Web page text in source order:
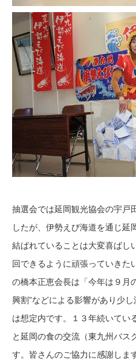
抽選会では延岡観光協会の宇戸
したが、伊勢えび海道を通じ延
結ばれていることは大変喜ばし
回できるように頑張っていきた
の橋本正恵会長は「今年は９月
興割”などによる影響があり少
は想定内です。１３年続いてい
と延岡の食の交流（東九州バス
す。皆さんのご協力に感謝しま